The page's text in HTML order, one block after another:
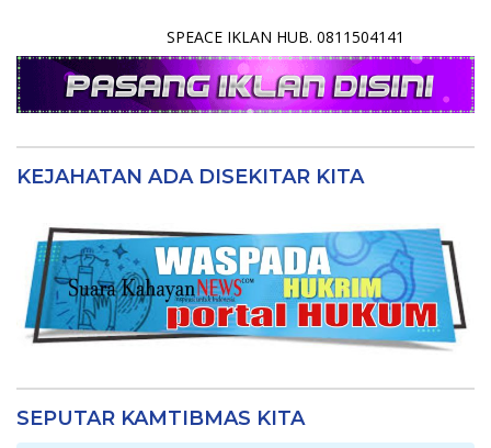
SPEACE IKLAN HUB. 0811504141
KEJAHATAN ADA DISEKITAR KITA
SEPUTAR KAMTIBMAS KITA